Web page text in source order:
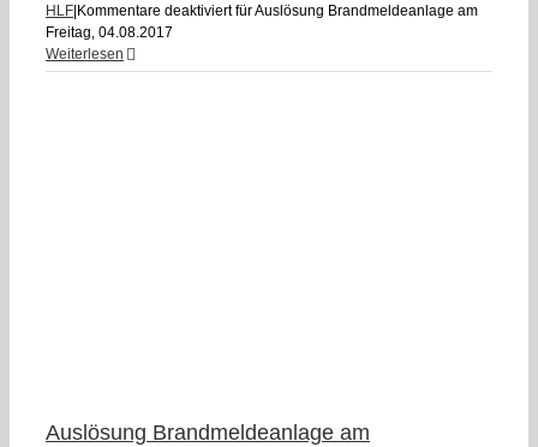
HLF Kommentare deaktiviertfür Auslösung Brandmeldeanlage am
Freitag, 04.08.2017
Weiterlesen
Auslösung Brandmeldeanlage am